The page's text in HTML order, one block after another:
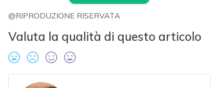
@RIPRODUZIONE RISERVATA
Valuta la qualità di questo articolo